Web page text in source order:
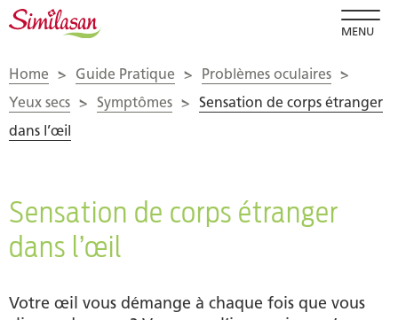
MENU
Home > Guide Pratique > Problèmes oculaires >
Yeux secs > Symptômes > Sensation de corps étranger
dans l’œil
Sensation de corps étranger
dans l’œil
Votre œil vous démange à chaque fois que vous